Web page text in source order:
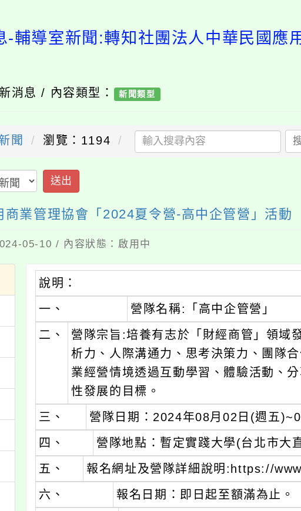
-輔導室新聞:轉知社團法人中華民國應
消息 / 內容類型： 新聞類型
聞 瀏覽：1194
送出
業管理協會「2024夏令營-高中企管營」活動
05-10 / 內容狀態：啟用中
說明：
一、
營隊名稱:「高中企管營」
二、
營隊宗旨:培養有志於「財經商管」領域
析力、人際溝通力、思考決策力、團隊
業經營情境透過互動學習、體驗活動、
性發展的目標。
三、
營隊日期：2024年08月02日(週五
四、
營隊地點：暫定實踐大學(台北市大
五、
報名網址及營隊詳細說明:https://
六、
報名日期：即日起至額滿為止。